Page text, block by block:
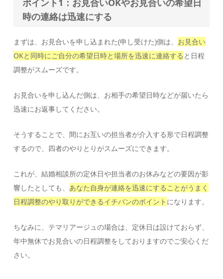
時の連絡は迅速にする
まずは、お見合いを申し込まれた(申し受けた)側は、 お見合い
OKと同時にご自分の希望日時と場所を迅速に連絡する と日程
調整がスムーズです。
お見合いを申し込んだ側は、お相手の希望日時などが届いたら
迅速にお返事してください。
そうすることで、間にお互いの担当者が介入する形で日程調整
するので、四者のやりとりがスムーズにできます。
これが、結婚相談所の定休日や担当者のお休みなどの要因が影
響したとしても、 あなた自身が連絡を迅速にすることがうまく
日程調整のやり取りができるイチバンのポイント になります。
ちなみに、テマリアージュの場合は、定休日は設けておらず、
年中無休でお見合いの日程調整をしておりますのでご安心くだ
さい。